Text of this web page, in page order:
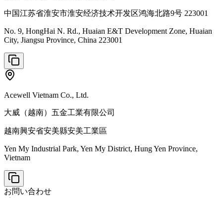
中国江苏省淮安市淮安经济技术开发区鸿海北路9号 223001
No. 9, HongHai N. Rd., Huaian E&T Development Zone, Huaian
City, Jiangsu Province, China 223001
Acewell Vietnam Co., Ltd.
大威（越南）五金工業有限公司
越南興安省安美縣安美工業區
Yen My Industrial Park, Yen My District, Hung Yen Province,
Vietnam
お問い合わせ